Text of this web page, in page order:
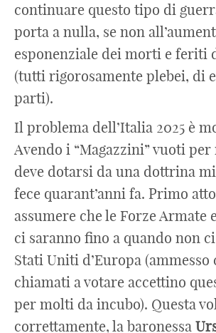
continuare questo tipo di
porta a nulla, se non
esponenziale dei morti e feriti
(tutti rigorosamente plebei, di
parti).
Il problema dell’Italia 2025 è
Avendo i “Magazzini” vuoti
deve dotarsi da una dottrina
fece quarant’anni fa. Primo
assumere che le Forze Armate
ci saranno fino a quando non
Stati Uniti d’Europa
chiamati a votare accettino
per molti da incubo). Questa
correttamente, la baronessa